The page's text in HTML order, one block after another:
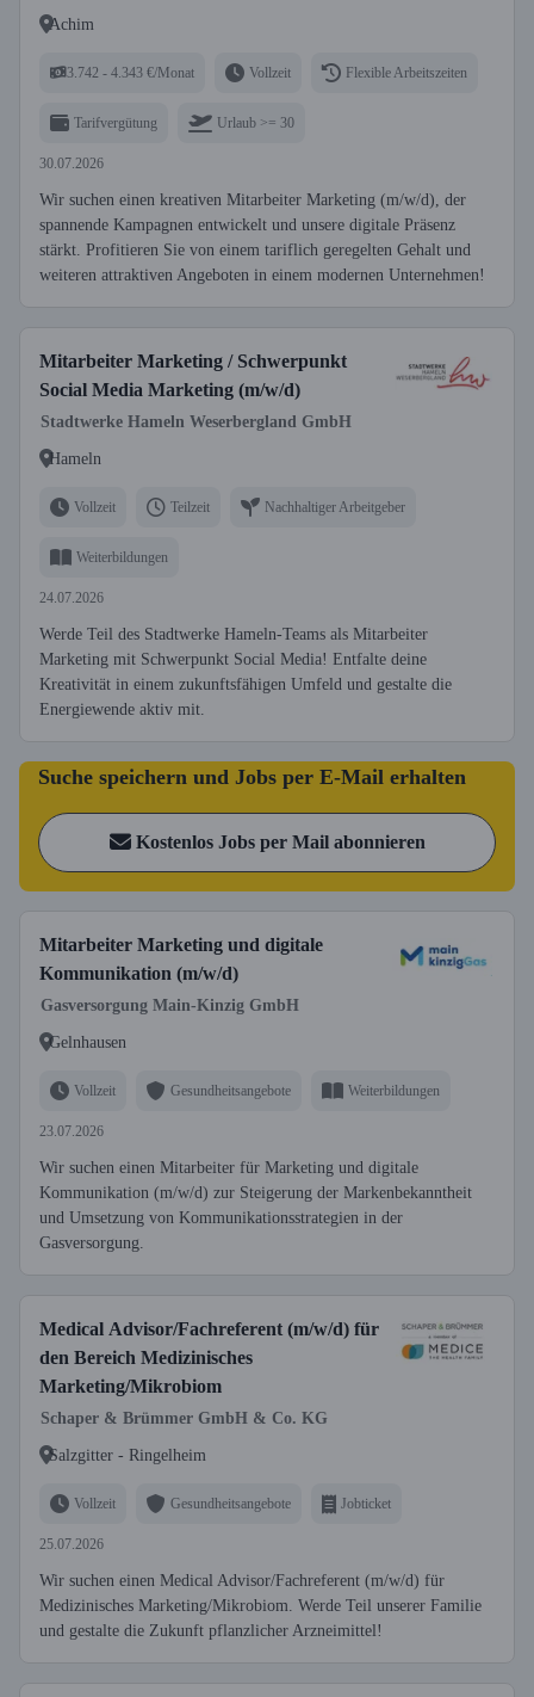
Achim
3.742 - 4.343 €/Monat Vollzeit Flexible Arbeitszeiten
Tarifvergütung Urlaub >= 30
30.07.2026
Wir suchen einen kreativen Mitarbeiter Marketing (m/w/d), der
spannende Kampagnen entwickelt und unsere digitale Präsenz
stärkt. Profitieren Sie von einem tariflich geregelten Gehalt und
weiteren attraktiven Angeboten in einem modernen Unternehmen!
Mitarbeiter Marketing / Schwerpunkt
Social Media Marketing (m/w/d)
Stadtwerke Hameln Weserbergland GmbH
Hameln
Vollzeit Teilzeit Nachhaltiger Arbeitgeber
Weiterbildungen
24.07.2026
Werde Teil des Stadtwerke Hameln-Teams als Mitarbeiter
Marketing mit Schwerpunkt Social Media! Entfalte deine
Kreativität in einem zukunftsfähigen Umfeld und gestalte die
Energiewende aktiv mit.
Suche speichern und Jobs per E-Mail erhalten
Kostenlos Jobs per Mail abonnieren
Mitarbeiter Marketing und digitale
Kommunikation (m/w/d)
Gasversorgung Main-Kinzig GmbH
Gelnhausen
Vollzeit Gesundheitsangebote Weiterbildungen
23.07.2026
Wir suchen einen Mitarbeiter für Marketing und digitale
Kommunikation (m/w/d) zur Steigerung der Markenbekanntheit
und Umsetzung von Kommunikationsstrategien in der
Gasversorgung.
Medical Advisor/Fachreferent (m/w/d) für
den Bereich Medizinisches
Marketing/Mikrobiom
Schaper & Brümmer GmbH & Co. KG
Salzgitter - Ringelheim
Vollzeit Gesundheitsangebote Jobticket
25.07.2026
Wir suchen einen Medical Advisor/Fachreferent (m/w/d) für
Medizinisches Marketing/Mikrobiom. Werde Teil unserer Familie
und gestalte die Zukunft pflanzlicher Arzneimittel!